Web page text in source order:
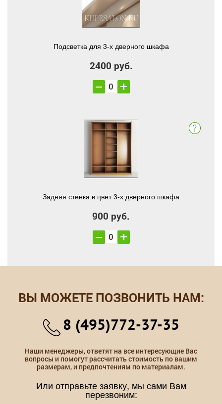
Подсветка для 3-х дверного шкафа
2400 руб.
Задняя стенка в цвет 3-х дверного шкафа
900 руб.
ВЫ МОЖЕТЕ ПОЗВОНИТЬ НАМ:
8 (495)772-37-35
Наши менеджеры, ответят на все интересующие Вас
вопросы и помогут рассчитать стоимость по вашим
размерам, и предпочтениям по материалам.
Или отправьте заявку, мы сами Вам
перезвоним: